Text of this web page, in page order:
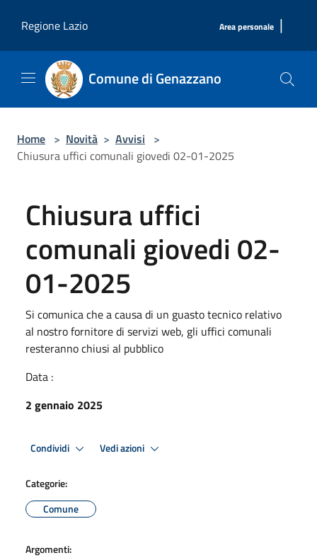
Regione Lazio
Area personale |
Comune di Genazzano
Home > Novità > Avvisi >
Chiusura uffici comunali giovedi 02-01-2025
Chiusura uffici
comunali giovedi 02-
01-2025
Si comunica che a causa di un guasto tecnico relativo
al nostro fornitore di servizi web, gli uffici comunali
resteranno chiusi al pubblico
Data :
2 gennaio 2025
Condividi Vedi azioni
Categorie:
Comune
Argomenti: